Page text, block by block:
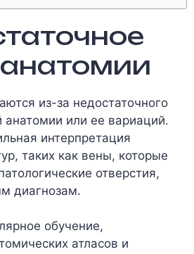
из-за недостаточного
анатомии или ее вариаций.
интерпретация
таких как вены, которые
отверстия,
диагнозам.
обучение,
атласов и